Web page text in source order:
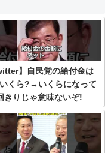
】自民党の給付金は
くら?→いくらになって
きりじゃ意味ないぞ!